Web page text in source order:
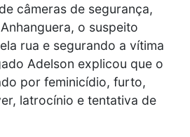
câmeras de segurança,
o suspeito
rua e segurando a vítima
Adelson explicou que o
por feminicídio, furto,
latrocínio e tentativa de